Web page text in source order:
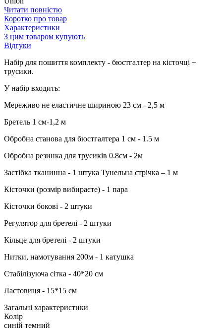
Читати повністю
Коротко про товар
Характеристики
З цим товаром купують
Відгуки
Набір для пошиття комплекту - бюстгалтер на кісточці +
трусики.
У набір входить:
Мереживо не еластичне шириною 23 см - 2,5 м
Бретель 1 см-1,2 м
Обробна станова для бюстгалтера 1 см - 1.5 м
Обробна резинка для трусиків 0.8см - 2м
Застібка тканинна - 1 штука Тунельна стрічка – 1 м
Кісточки (розмір вибираєте) - 1 пара
Кісточки бокові - 2 штуки
Регулятор для бретелі - 2 штуки
Кільце для бретелі - 2 штуки
Нитки, намотування 200м - 1 катушка
Стабілізуюча сітка - 40*20 см
Ластовиця - 15*15 см
Загальні характеристики
Колір
синій темний